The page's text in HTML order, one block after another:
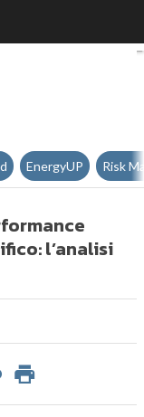
circolare,
EnergyUP Risk
l’analisi